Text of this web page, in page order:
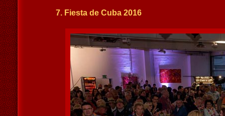
7. Fiesta de Cuba 2016